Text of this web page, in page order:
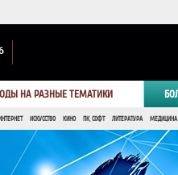
НА РАЗНЫЕ ТЕМАТИКИ
ИНТЕРНЕТ ИСКУССТВО КИНО ПК, СОФТ ЛИТЕРАТУРА МЕДИЦИНА